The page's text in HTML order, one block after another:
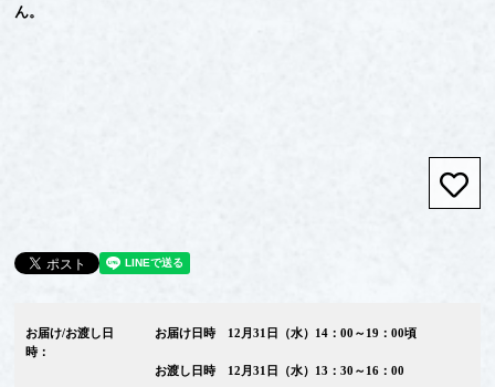
ん。
お届け/お渡し日
時：
お届け日時 12月31日（水）14：00～19：00頃
お渡し日時 12月31日（水）13：30～16：00